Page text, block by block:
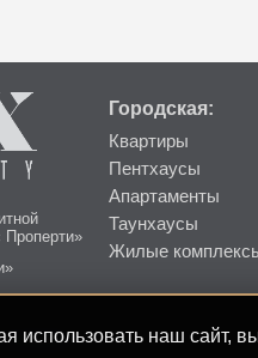
Проперти»
Городская:
Квартиры
Пентхаусы
Апартаменты
Таунхаусы
Жилые
использовать наш сайт,